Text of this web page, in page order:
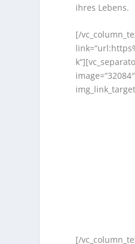
ihres Lebens.
[/
[/